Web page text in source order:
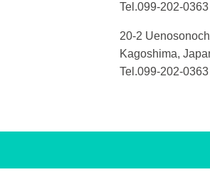
Tel.099-202-0363
20-2
Kagoshima,
Tel.099-202-0363